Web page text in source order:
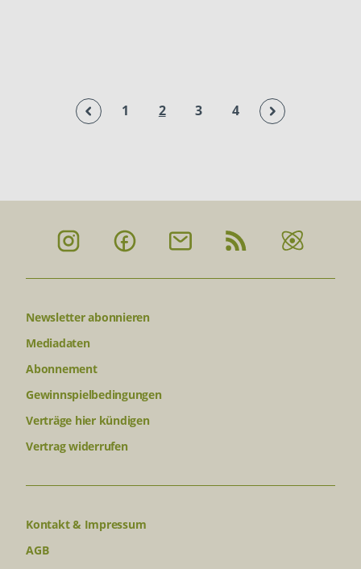
1 2 3 4
Newsletter abonnieren
Mediadaten
Abonnement
Gewinnspielbedingungen
Verträge hier kündigen
Vertrag widerrufen
Kontakt & Impressum
AGB